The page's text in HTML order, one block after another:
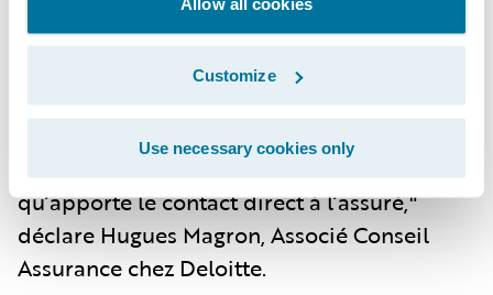
Customize
Use necessary cookies only
son expérience client. L’assureur doit
trouver le bon équilibre entre canaux
digitaux et canaux traditionnels et ainsi
combiner la praticité et la simplicité du
digital avec la fiabilité et la sérénité
qu’apporte le contact direct à l’assuré,"
déclare Hugues Magron, Associé Conseil
Assurance chez Deloitte.